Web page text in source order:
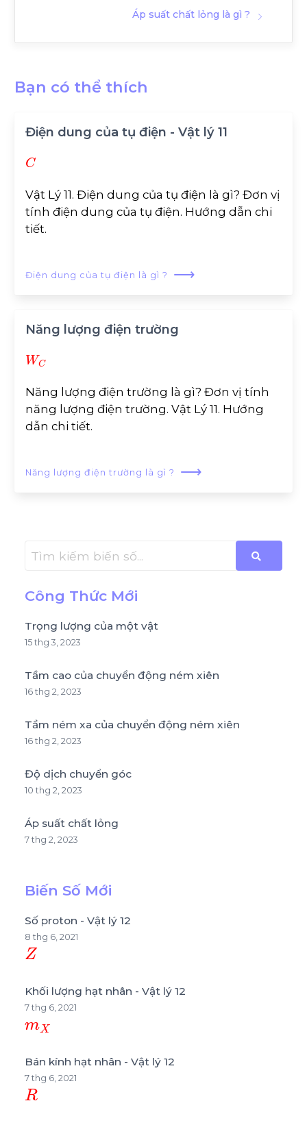
Áp suất chất lỏng là gì ?
Bạn có thể thích
Điện dung của tụ điện - Vật lý 11
C
Vật Lý 11. Điện dung của tụ điện là gì? Đơn vị
tính điện dung của tụ điện. Hướng dẫn chi
tiết.
Điện dung của tụ điện là gì ? ⟶
Năng lượng điện trường
W
Năng lượng điện trường là gì? Đơn vị tính
năng lượng điện trường. Vật Lý 11. Hướng
dẫn chi tiết.
Năng lượng điện trường là gì ? ⟶
Công Thức Mới
Trọng lượng của một vật
15 thg 3, 2023
Tầm cao của chuyển động ném xiên
16 thg 2, 2023
Tầm ném xa của chuyển động ném xiên
16 thg 2, 2023
Độ dịch chuyển góc
10 thg 2, 2023
Áp suất chất lỏng
7 thg 2, 2023
Biến Số Mới
Số proton - Vật lý 12
8 thg 6, 2021
Z
Khối lượng hạt nhân - Vật lý 12
7 thg 6, 2021
mX
Bán kính hạt nhân - Vật lý 12
7 thg 6, 2021
R